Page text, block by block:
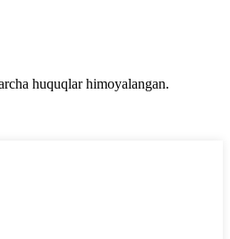
huquqlar himoyalangan.